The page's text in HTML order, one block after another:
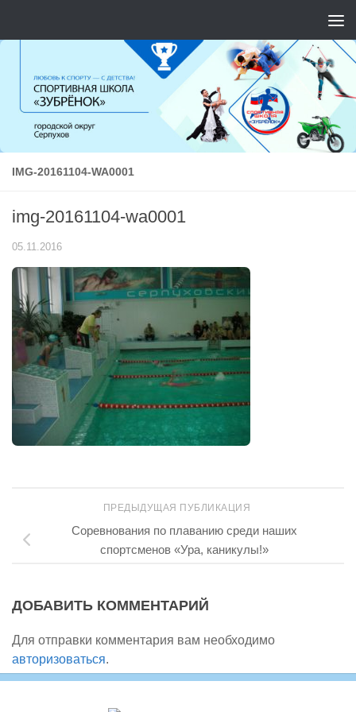
IMG-20161104-WA0001
img-20161104-wa0001
05.11.2016
ПРЕДЫДУЩАЯ ПУБЛИКАЦИЯ
Соревнования по плаванию среди наших
спортсменов «Ура, каникулы!»
ДОБАВИТЬ КОММЕНТАРИЙ
Для отправки комментария вам необходимо
авторизоваться.